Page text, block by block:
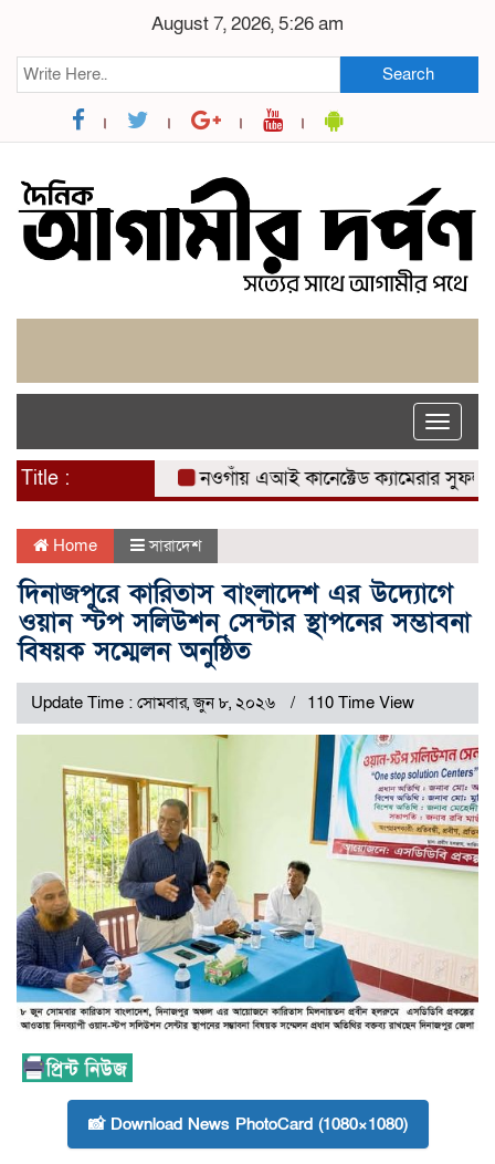
August 7, 2026, 5:26 am
Search
Toggle
Title :
নওগাঁয় এআই কানেক্টেড ক্যামেরার সুফল:
Home সারাদেশ
দিনাজপুরে কারিতাস বাংলাদেশ এর উদ্যোগে
ওয়ান স্টপ সলিউশন সেন্টার স্থাপনের সম্ভাবনা
বিষয়ক সম্মেলন অনুষ্ঠিত
Update Time : সোমবার, জুন ৮, ২০২৬ 110 Time View
📸 Download News PhotoCard (1080×1080)